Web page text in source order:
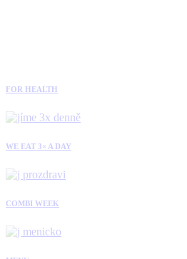
FOR HEALTH
WE EAT 3× A DAY
COMBI WEEK